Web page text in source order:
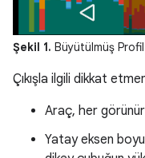
Şekil 1. Büyütülmüş
Çıkışla ilgili dikkat
Araç, her
Yatay eksen